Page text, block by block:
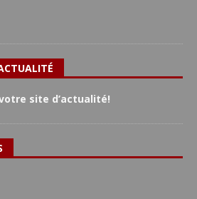
site d’actualité!